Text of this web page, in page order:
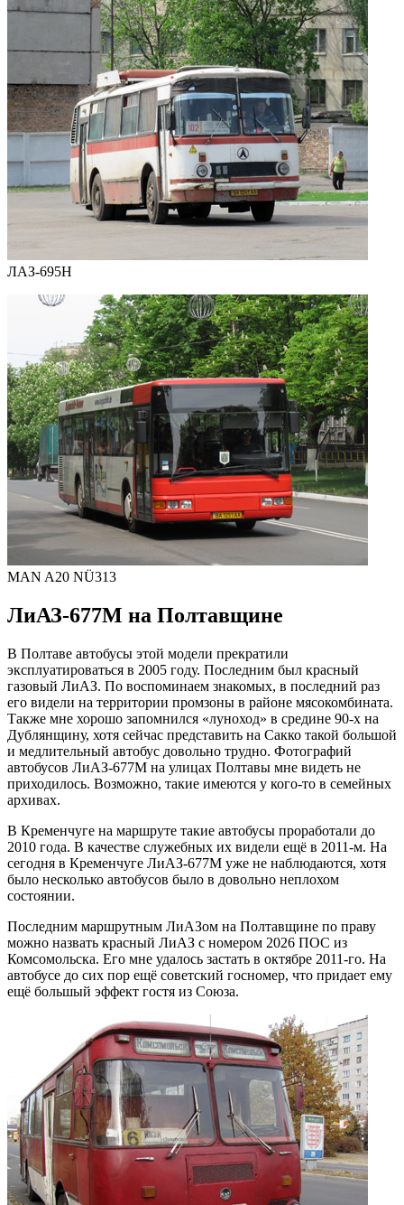
ЛАЗ-695Н
MAN A20 NÜ313
ЛиАЗ-677М на Полтавщине
В Полтаве автобусы этой модели прекратили
эксплуатироваться в 2005 году. Последним был красный
газовый ЛиАЗ. По воспоминаем знакомых, в последний раз
его видели на территории промзоны в районе мясокомбината.
Также мне хорошо запомнился «луноход» в средине 90-х на
Дублянщину, хотя сейчас представить на Сакко такой большой
и медлительный автобус довольно трудно. Фотографий
автобусов ЛиАЗ-677М на улицах Полтавы мне видеть не
приходилось. Возможно, такие имеются у кого-то в семейных
архивах.
В Кременчуге на маршруте такие автобусы проработали до
2010 года. В качестве служебных их видели ещё в 2011-м. На
сегодня в Кременчуге ЛиАЗ-677М уже не наблюдаются, хотя
было несколько автобусов было в довольно неплохом
состоянии.
Последним маршрутным ЛиАЗом на Полтавщине по праву
можно назвать красный ЛиАЗ с номером 2026 ПОС из
Комсомольска. Его мне удалось застать в октябре 2011-го. На
автобусе до сих пор ещё советский госномер, что придает ему
ещё большый эффект гостя из Союза.